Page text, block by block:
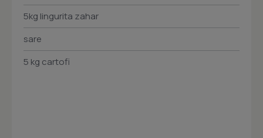
5kg lingurita zahar
sare
5 kg cartofi